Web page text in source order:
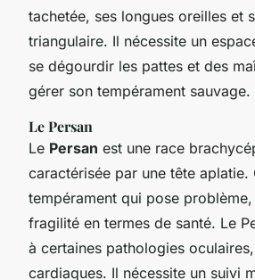
tachetée, ses longues oreilles et
triangulaire. Il nécessite un
se dégourdir les pattes et des
gérer son tempérament sauvage.
Le Persan
Le Persan est une race
caractérisée par une tête aplatie.
tempérament qui pose
fragilité en termes de santé. Le
à certaines pathologies
cardiaques. Il nécessite un suivi